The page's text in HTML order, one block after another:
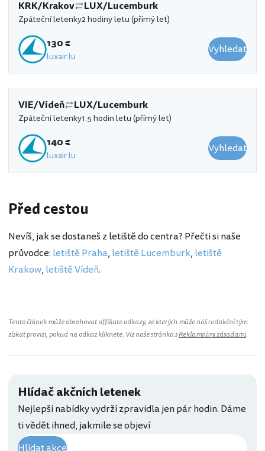
KRK/Krakov LUX/Lucemburk
Zpáteční letenky2 hodiny letu (přímý let)
130 €
luxair.lu Vyhledat
VIE/Vídeň LUX/Lucemburk
Zpáteční letenky1.5 hodin letu (přímý let)
140 €
luxair.lu Vyhledat
Před cestou
Nevíš, jak se dostaneš z letiště do centra? Přečti si naše
průvodce: letiště Praha, letiště Lucemburk, letiště
Krakow, letiště Vídeň.
Tento článek může obsahovat affiliate odkazy, ze kterých může náš redakční tým
získat provizi, pokud na odkaz kliknete. Viz naše stránka sReklamními zásadami.
Hlídač akčních letenek
Nejlepší nabídky vydrží zpravidla jen pár hodin. Dáme
ti vědět ihned, jakmile se objeví